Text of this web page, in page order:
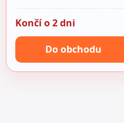
Končí o 2 dni
Do obchodu